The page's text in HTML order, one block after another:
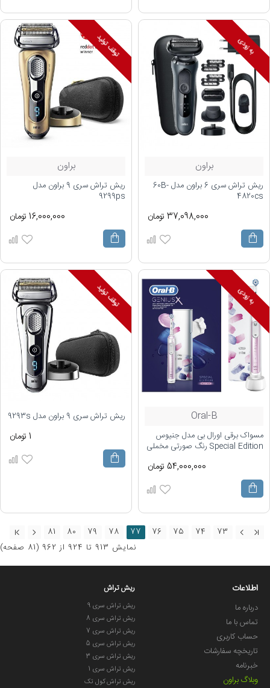
به زودی
براون
ریش تراش سری 6 براون مدل 60B-
4820cs
37,098,000 تومان
توقف تولید
براون
ریش تراش سری 9 براون مدل
9299ps
16,000,000 تومان
به زودی
Oral-B
مسواک برقی اورال بی مدل جنیوس
Special Edition رنگ صورتی مخملی
54,000,000 تومان
توقف تولید
ریش تراش سری 9 براون مدل 9293s
1 تومان
73
74
75
76
77
78
79
80
81
نمايش 913 تا 924 از 962 (81 صفحه)
اطلاعات
درباره ما
تماس با ما
حساب کاربری
تاریخچه سفارشات
خبرنامه
وبلاگ براون
ریش تراش
ریش تراش سری 9
ریش تراش سری 8
ریش تراش سری 7
ریش تراش سری 5
ریش تراش سری 3
ریش تراش سری 1
ریش تراش کول تک